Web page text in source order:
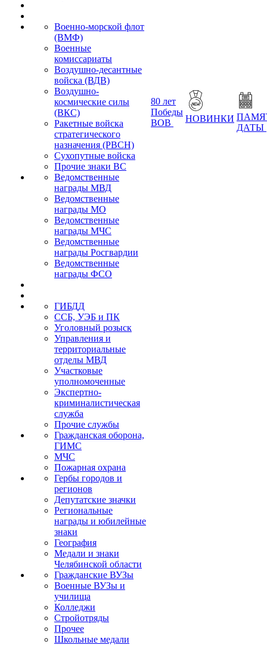
Военно-морской флот
(ВМФ)
Военные
комиссариаты
Воздушно-десантные
войска (ВДВ)
Воздушно-
космические силы
(ВКС)
Ракетные войска
стратегического
назначения (РВСН)
Сухопутные войска
Прочие знаки ВС
Ведомственные
награды МВД
Ведомственные
награды МО
Ведомственные
награды МЧС
Ведомственные
награды Росгвардии
Ведомственные
награды ФСО
ГИБДД
ССБ, УЭБ и ПК
Уголовный розыск
Управления и
территориальные
отделы МВД
Участковые
уполномоченные
Экспертно-
криминалистическая
служба
Прочие службы
Гражданская оборона,
ГИМС
МЧС
Пожарная охрана
Гербы городов и
регионов
Депутатские значки
Региональные
награды и юбилейные
знаки
География
Медали и знаки
Челябинской области
Гражданские ВУЗы
Военные ВУЗы и
училища
Колледжи
Стройотряды
Прочее
Школьные медали
80 лет
Победы
ВОВ
НОВИНКИ
ДАТЫ